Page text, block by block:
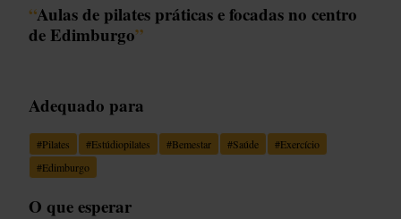
“Aulas de pilates práticas e focadas no centro
de Edimburgo”
Adequado para
#Pilates #Estúdiopilates #Bemestar #Saúde #Exercício
#Edimburgo
O que esperar